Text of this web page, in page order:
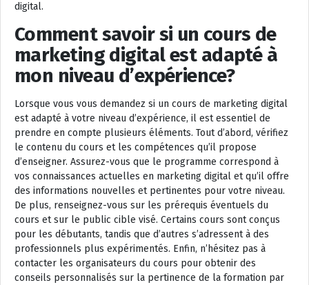
digital.
Comment savoir si un cours de
marketing digital est adapté à
mon niveau d’expérience?
Lorsque vous vous demandez si un cours de marketing digital
est adapté à votre niveau d’expérience, il est essentiel de
prendre en compte plusieurs éléments. Tout d’abord, vérifiez
le contenu du cours et les compétences qu’il propose
d’enseigner. Assurez-vous que le programme correspond à
vos connaissances actuelles en marketing digital et qu’il offre
des informations nouvelles et pertinentes pour votre niveau.
De plus, renseignez-vous sur les prérequis éventuels du
cours et sur le public cible visé. Certains cours sont conçus
pour les débutants, tandis que d’autres s’adressent à des
professionnels plus expérimentés. Enfin, n’hésitez pas à
contacter les organisateurs du cours pour obtenir des
conseils personnalisés sur la pertinence de la formation par